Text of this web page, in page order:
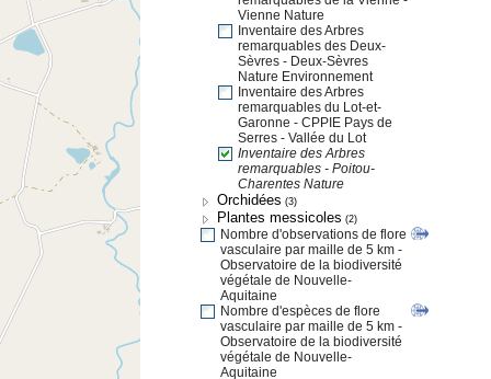
Vienne Nature
Inventaire des Arbres
remarquables des Deux-
Sèvres - Deux-Sèvres
Nature Environnement
Inventaire des Arbres
remarquables du Lot-et-
Garonne - CPPIE Pays de
Serres - Vallée du Lot
Inventaire des Arbres
remarquables - Poitou-
Charentes Nature
Orchidées (3)
Plantes messicoles (2)
Nombre d'observations de flore
vasculaire par maille de 5 km -
Observatoire de la biodiversité
végétale de Nouvelle-
Aquitaine
Nombre d'espèces de flore
vasculaire par maille de 5 km -
Observatoire de la biodiversité
végétale de Nouvelle-
Aquitaine